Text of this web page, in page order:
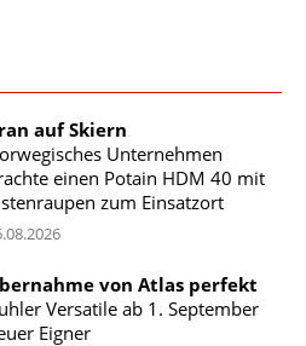
auf Skiern
Unternehmen
einen Potain HDM 40 mit
zum Einsatzort
von Atlas perfekt
Versatile ab 1. September
Eigner